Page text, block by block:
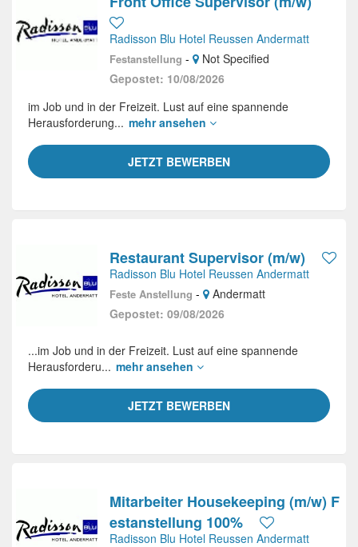
Radisson Blu Hotel Reussen Andermatt
Festanstellung -
Not Specified
Gepostet: 10/08/2026
JETZT BEWERBEN
im Job und in der Freizeit. Lust auf eine spannende
Herausforderung... mehr ansehen
Restaurant Supervisor (m/w)
Radisson Blu Hotel Reussen Andermatt
Feste Anstellung -
Andermatt
Gepostet: 09/08/2026
JETZT BEWERBEN
...im Job und in der Freizeit. Lust auf eine spannende
Herausforderu... mehr ansehen
Mitarbeiter Housekeeping (m/w) F
estanstellung 100%
Radisson Blu Hotel Reussen Andermatt